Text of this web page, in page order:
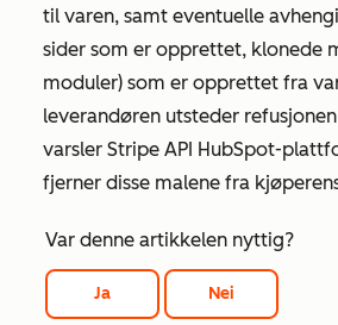
til varen, samt eventuelle
sider som er opprettet, klonede
moduler) som er opprettet fra
leverandøren utsteder
varsler Stripe API HubSpot-
fjerner disse malene fra
Var denne artikkelen nyttig?
Ja Nei